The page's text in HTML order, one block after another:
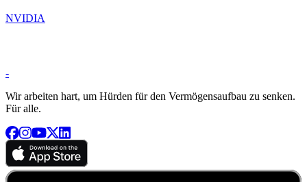
NVIDIA
-
Wir arbeiten hart, um Hürden für den Vermögensaufbau zu senken.
Für alle.